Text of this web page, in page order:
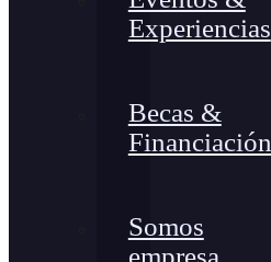
Experiencias
Becas &
Financiación
Somos
empresa